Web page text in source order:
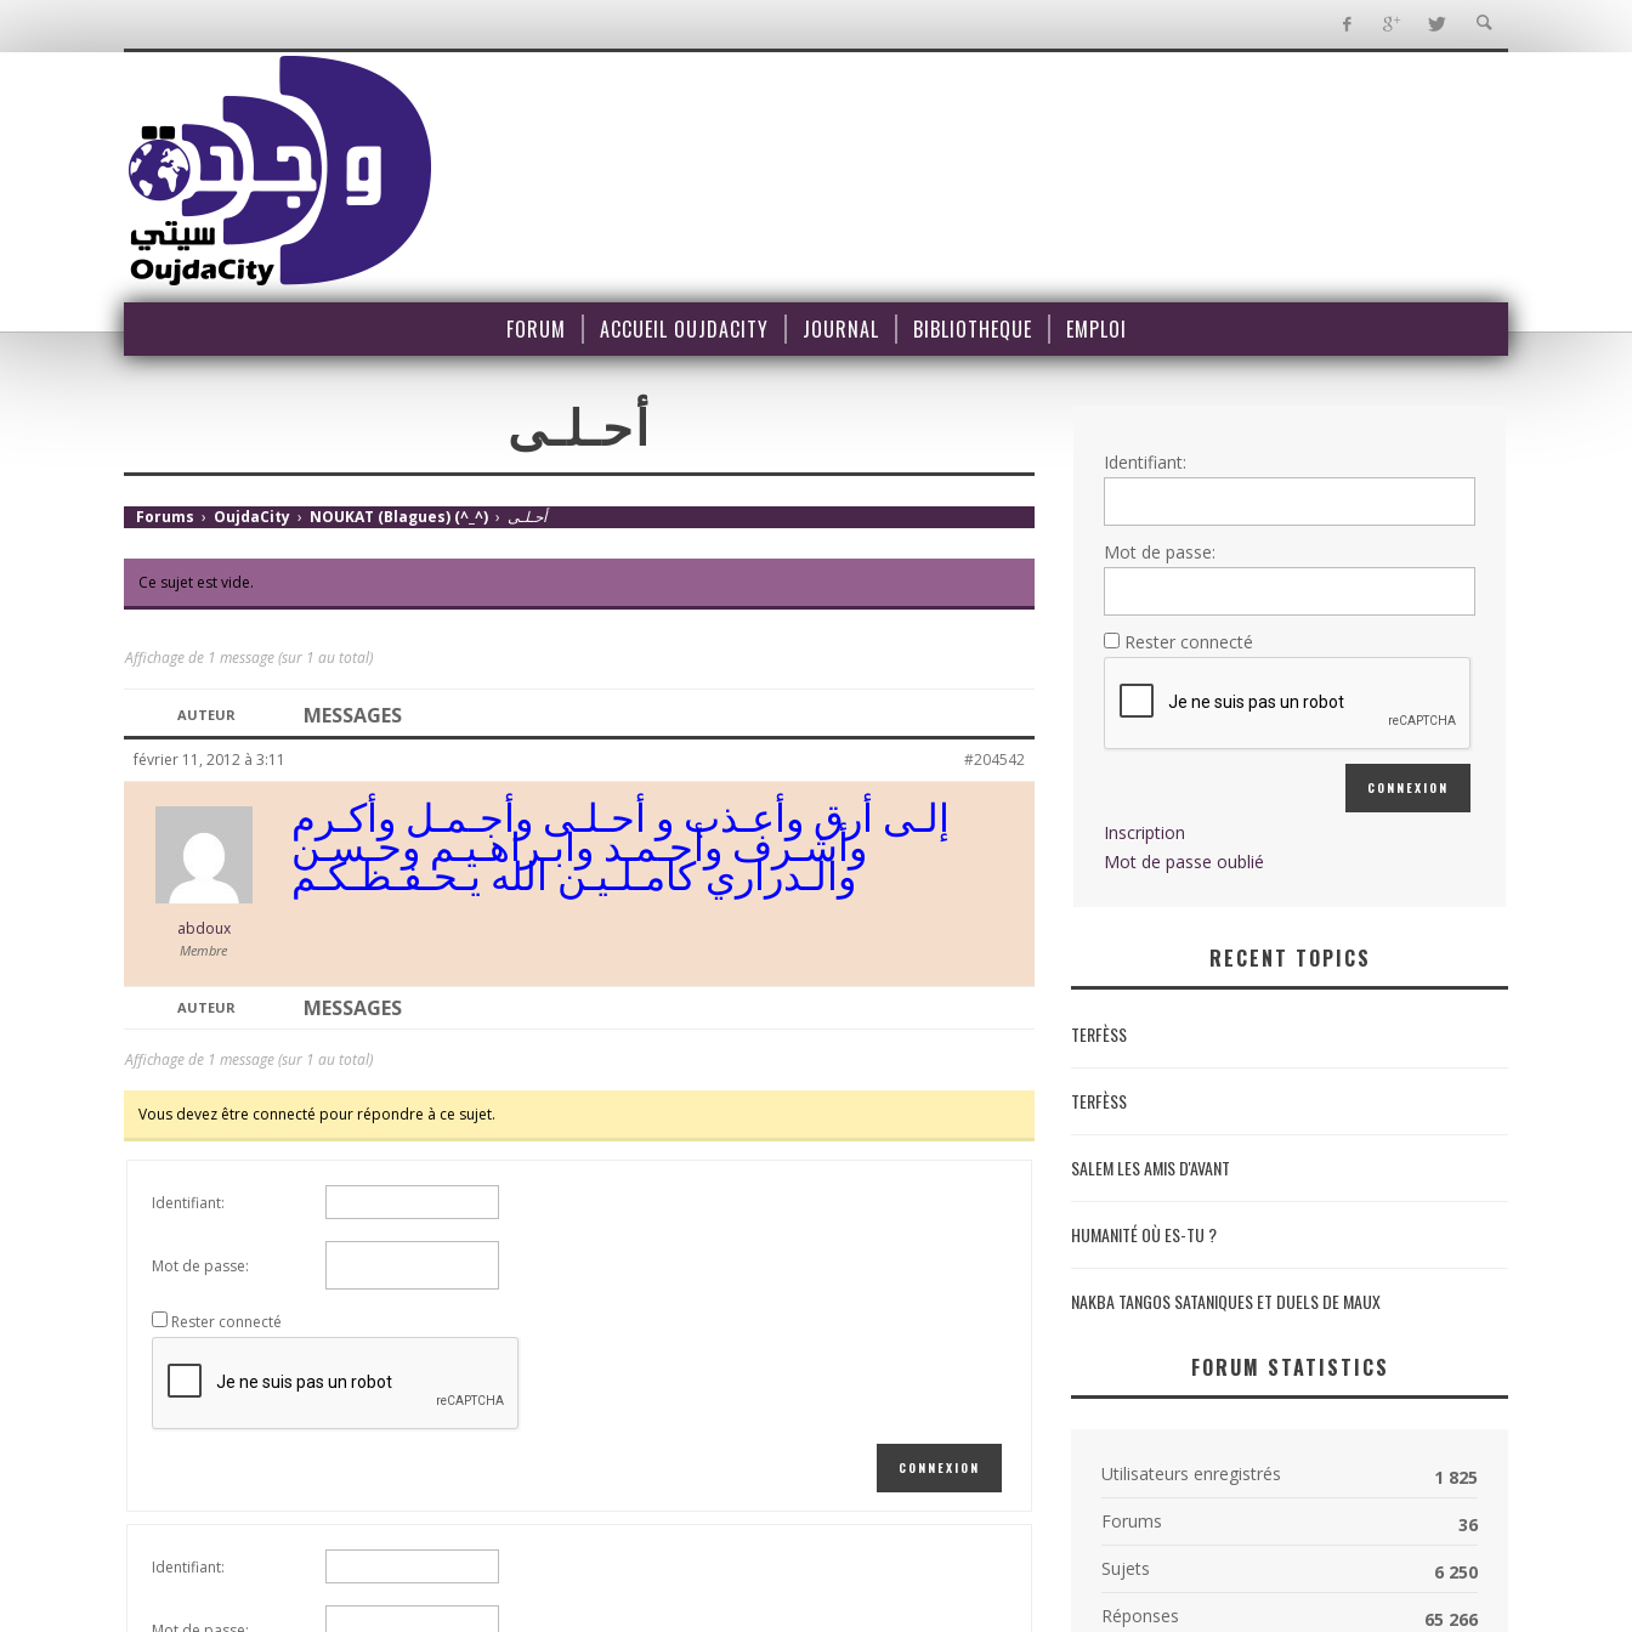
FORUM ACCUEIL OUJDACITY JOURNAL BIBLIOTHEQUE EMPLOI
أحـلـى
Forums › OujdaCity › NOUKAT (Blagues) (^_^) › أحـلـى
Ce sujet est vide.
Affichage de 1 message (sur 1 au total)
AUTEUR MESSAGES
février 11, 2012 à 3:11 #204542
abdoux
Membre
إلـى أرق وأعـذب و أحـلـى وأجـمـل وأكـرم
وأشـرف وأحـمـد وابـراهـيـم وحـسـن
والـدراري كامـلـيـن الله يـحـفـظـكـم
AUTEUR MESSAGES
Affichage de 1 message (sur 1 au total)
Vous devez être connecté pour répondre à ce sujet.
Identifiant:
Mot de passe:
Rester connecté
CONNEXION
Identifiant:
Identifiant:
Mot de passe:
Rester connecté
CONNEXION
Inscription
Mot de passe oublié
RECENT TOPICS
TERFÈSS
TERFÈSS
SALEM LES AMIS D'AVANT
HUMANITÉ OÙ ES-TU ?
NAKBA TANGOS SATANIQUES ET DUELS DE MAUX
FORUM STATISTICS
Utilisateurs enregistrés
1 825
Forums
36
Sujets
6 250
Réponses
65 266